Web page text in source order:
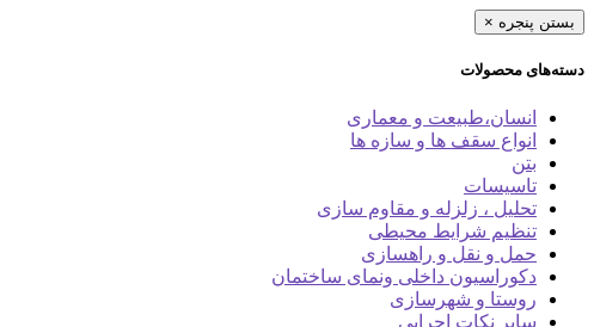
بستن پنجره ×
دسته‌های محصولات
انسان،طبیعت و معماری
انواع سقف ها و سازه ها
بتن
تاسیسات
تحلیل ، زلزله و مقاوم سازی
تنظیم شرایط محیطی
حمل و نقل و راهسازی
دکوراسیون داخلی ونمای ساختمان
روستا و شهرسازی
سایر نکات اجرایی